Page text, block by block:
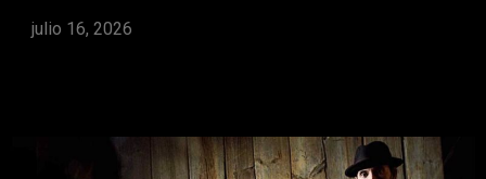
julio 16, 2026